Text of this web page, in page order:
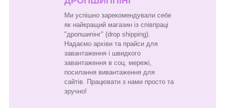
Ми успішно зарекомендували себе
як найкращий магазин із співпраці
"дропшипінг" (drop shipping).
Надаємо архіви та прайси для
завантаження і швидкого
завантаження в соц. мережі,
посилання вивантаження для
сайтів. Працювати з нами просто та
зручно!